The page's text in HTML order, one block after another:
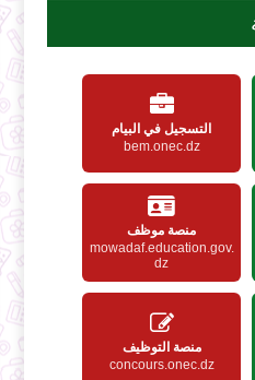
التسجيل في البيام
bem.onec.dz
منصة موظف
mowadaf.education.gov.
dz
منصة التوظيف
concours.onec.dz